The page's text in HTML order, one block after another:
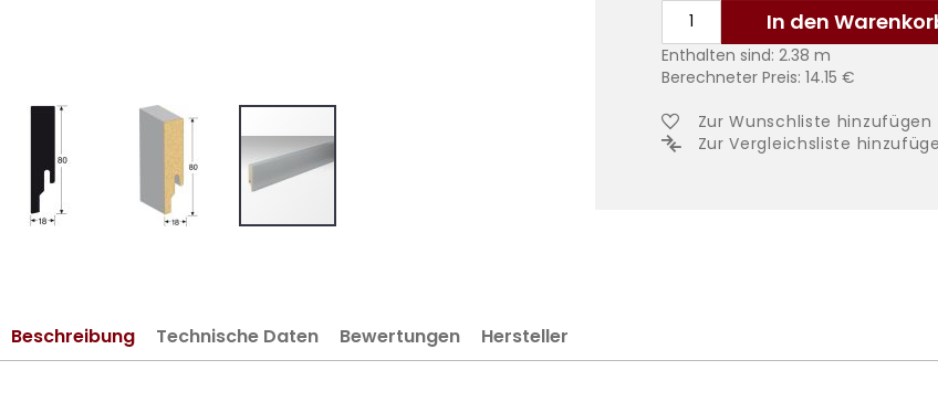
Bildergalerie
springen
In den
Enthalten sind: 2.38 m
Berechneter Preis: 14.15 €
Zur Wunschliste hinzufügen
Zur Vergleichsliste
Beschreibung Technische Daten Bewertungen Hersteller